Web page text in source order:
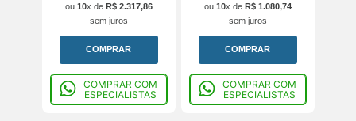
ou 10x de R$ 2.317,86
sem juros
COMPRAR
COMPRAR COM
ESPECIALISTAS
ou 10x de R$ 1.080,74
sem juros
COMPRAR
COMPRAR COM
ESPECIALISTAS